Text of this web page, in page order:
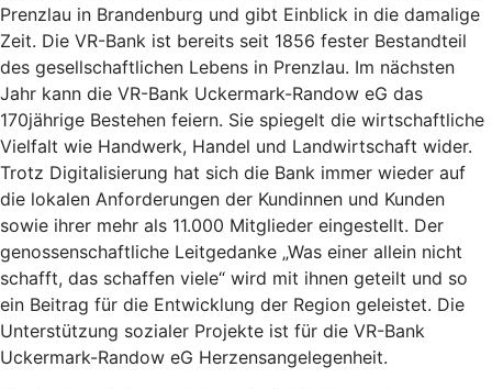
Prenzlau in Brandenburg und gibt Einblick in die damalige
Zeit. Die VR-Bank ist bereits seit 1856 fester Bestandteil
des gesellschaftlichen Lebens in Prenzlau. Im nächsten
Jahr kann die VR-Bank Uckermark-Randow eG das
170jährige Bestehen feiern. Sie spiegelt die wirtschaftliche
Vielfalt wie Handwerk, Handel und Landwirtschaft wider.
Trotz Digitalisierung hat sich die Bank immer wieder auf
die lokalen Anforderungen der Kundinnen und Kunden
sowie ihrer mehr als 11.000 Mitglieder eingestellt. Der
genossenschaftliche Leitgedanke „Was einer allein nicht
schafft, das schaffen viele“ wird mit ihnen geteilt und so
ein Beitrag für die Entwicklung der Region geleistet. Die
Unterstützung sozialer Projekte ist für die VR-Bank
Uckermark-Randow eG Herzensangelegenheit.